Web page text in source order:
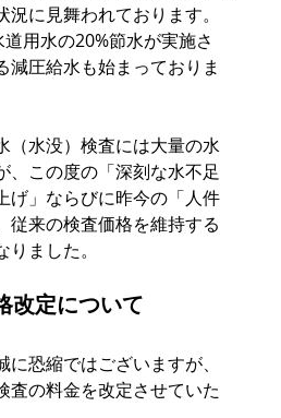
に見舞われております。
用水の20%節水が実施さ
減圧給水も始まっておりま
（水没）検査には大量の水
、この度の「深刻な水不足
げ」ならびに昨今の「人件
従来の検査価格を維持する
ました。
改定について
恐縮ではございますが、
査の料金を改定させていた